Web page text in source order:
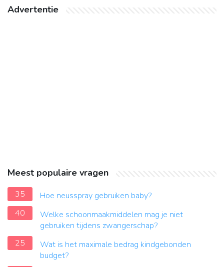
Advertentie
Meest populaire vragen
35
Hoe neusspray gebruiken baby?
40
Welke schoonmaakmiddelen mag je niet
gebruiken tijdens zwangerschap?
25
Wat is het maximale bedrag kindgebonden
budget?